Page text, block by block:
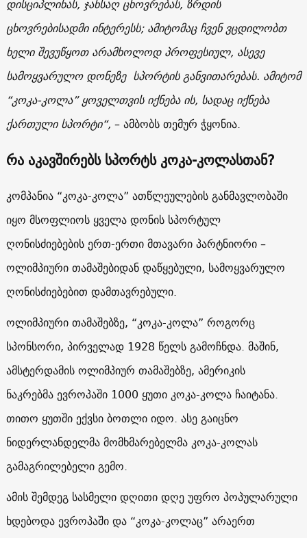
დისციპლინას, ჯანსაღ ცხოვრებას, ზრდის
ცხოვრებისადმი ინტერესს; ამიტომაც ჩვენ ვცდილობთ
ხელი შევუწყოთ არამხოლოდ პროფესიულ, ასევე
სამოყვარულო დონეზე სპორტის განვითარებას. ამიტომ
“კოკა-კოლა” ყოველთვის იქნება ის, სადაც იქნება
ქართული სპორტი“, – ამბობს თემურ ჭყონია.
რა აკავშირებს სპორტს კოკა-კოლასთან?
კომპანია “კოკა-კოლა” ათწლეულების განმავლობაში
იყო მსოფლიოს ყველა დონის სპორტულ
ღონისძიებების ერთ-ერთი მთავარი პარტნიორი –
ოლიმპიური თამაშებიდან დაწყებული, სამოყვარულო
ღონისძიებებით დამთავრებული.
ოლიმპიური თამაშებზე, “კოკა-კოლა” როგორც
სპონსორი, პირველად 1928 წელს გამოჩნდა. მაშინ,
ამსტერდამის ოლიმპიურ თამაშებზე, ამერიკის
ნაკრებმა ევროპაში 1000 ყუთი კოკა-კოლა ჩაიტანა.
თითო ყუთში ექვსი ბოთლი იდო. ასე გაიცნო
ნიდერლანდელმა მომხმარებელმა კოკა-კოლას
გამაგრილებელი გემო.
ამის შემდეგ სასმელი დღითი დღე უფრო პოპულარული
ხდებოდა ევროპაში და “კოკა-კოლაც” არაერთ